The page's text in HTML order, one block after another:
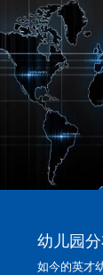
幼儿园
如今的英才